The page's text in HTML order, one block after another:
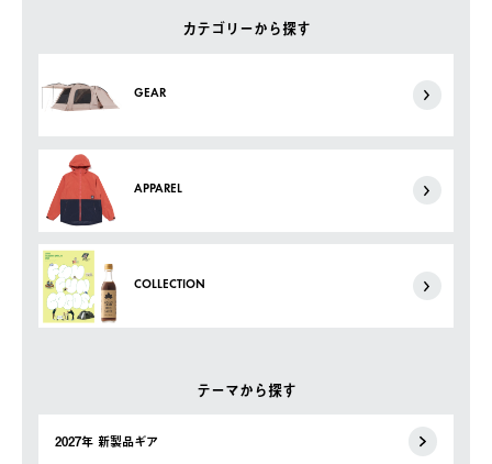
カテゴリーから探す
GEAR
APPAREL
COLLECTION
テーマから探す
2027年 新製品ギア